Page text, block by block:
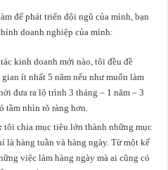
để phát triển đội ngũ của mình, bạn
doanh nghiệp của mình:
kinh doanh mới nào, tôi đều đề
ít nhất 5 năm nếu như muốn làm
đưa ra lộ trình 3 tháng – 1 năm – 3
tầm nhìn rõ ràng hơn.
tôi chia mục tiêu lớn thành những mục
là hàng tuần và hàng ngày. Từ một kế
việc làm hàng ngày mà ai cũng có